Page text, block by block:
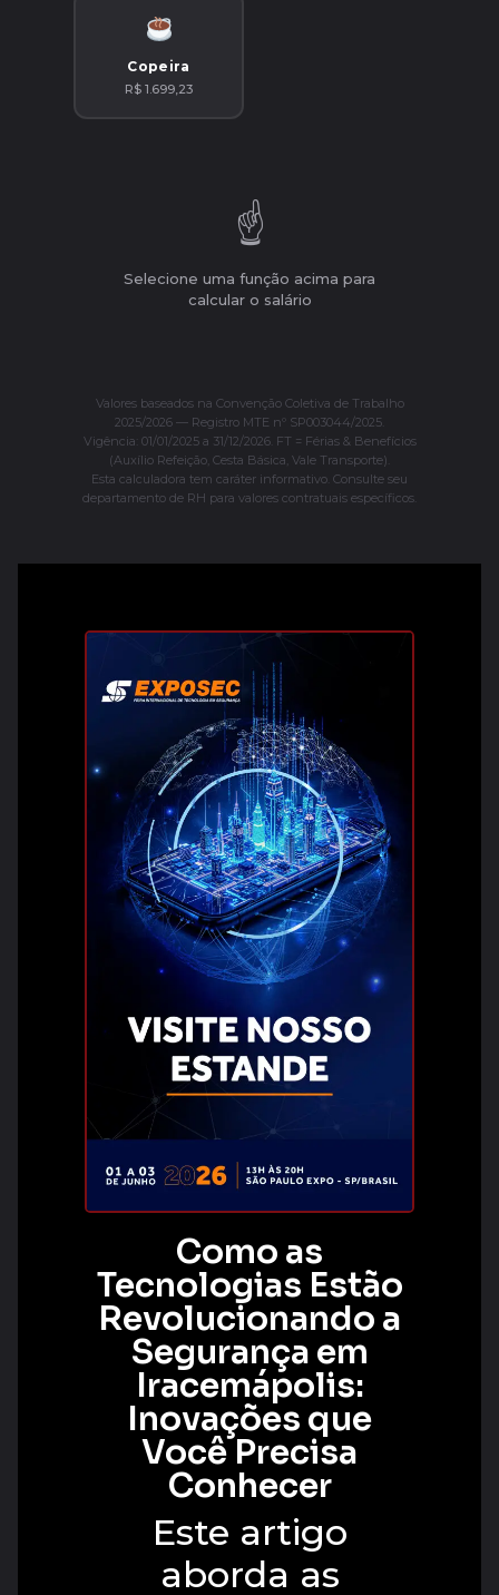
Copeira
R$ 1.699,23
☝️
Selecione uma função acima para
calcular o salário
Valores baseados na Convenção Coletiva de Trabalho
2025/2026 — Registro MTE nº SP003044/2025.
Vigência: 01/01/2025 a 31/12/2026. FT = Férias & Benefícios
(Auxílio Refeição, Cesta Básica, Vale Transporte).
Esta calculadora tem caráter informativo. Consulte seu
departamento de RH para valores contratuais específicos.
Como as
Tecnologias Estão
Revolucionando a
Segurança em
Iracemápolis:
Inovações que
Você Precisa
Conhecer
Este artigo
aborda as